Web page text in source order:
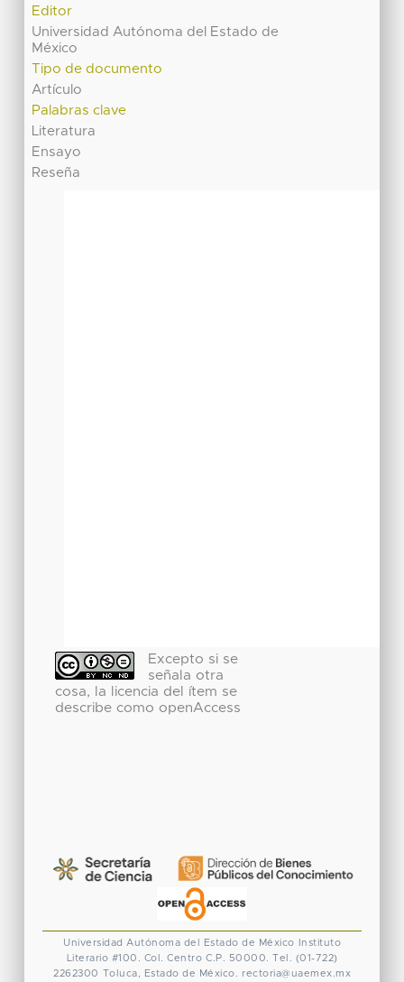
Editor
Universidad Autónoma del Estado de
México
Tipo de documento
Artículo
Palabras clave
Literatura
Ensayo
Reseña
Excepto si se
señala otra
cosa, la licencia del ítem se
describe como openAccess
Universidad Autónoma del Estado de México
Instituto
Literario #100. Col. Centro C.P. 50000. Tel. (01-722)
2262300 Toluca, Estado de México. rectoria@uaemex.mx